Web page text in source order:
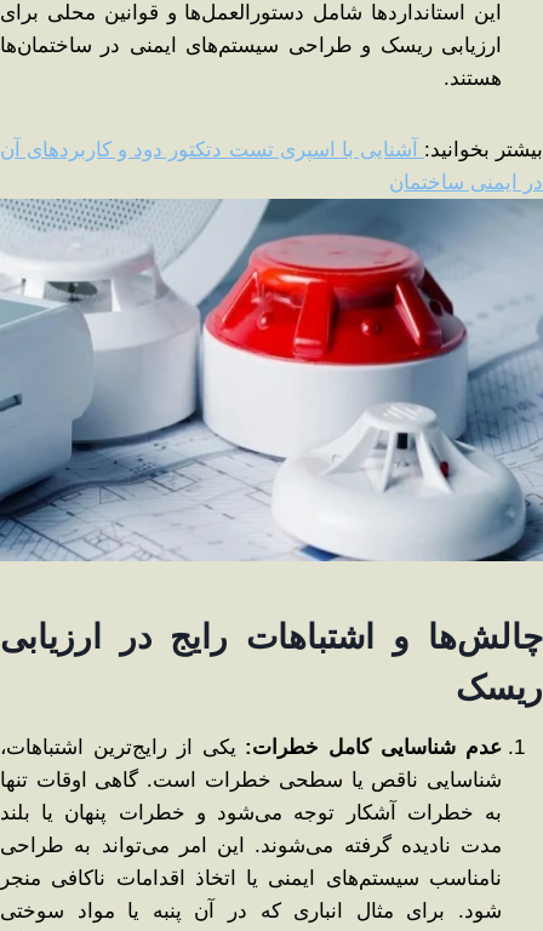
این استانداردها شامل دستورالعمل‌ها و قوانین محلی برای
ارزیابی ریسک و طراحی سیستم‌های ایمنی در ساختمان‌ها
هستند.
بیشتر بخوانید: آشنایی با اسپری تست دتکتور دود و کاربردهای آن
در ایمنی ساختمان
چالش‌ها و اشتباهات رایج در ارزیابی
ریسک
عدم شناسایی کامل خطرات: یکی از رایج‌ترین اشتباهات،
شناسایی ناقص یا سطحی خطرات است. گاهی اوقات تنها
به خطرات آشکار توجه می‌شود و خطرات پنهان یا بلند
مدت نادیده گرفته می‌شوند. این امر می‌تواند به طراحی
نامناسب سیستم‌های ایمنی یا اتخاذ اقدامات ناکافی منجر
شود. برای مثال انباری که در آن پنبه یا مواد سوختی